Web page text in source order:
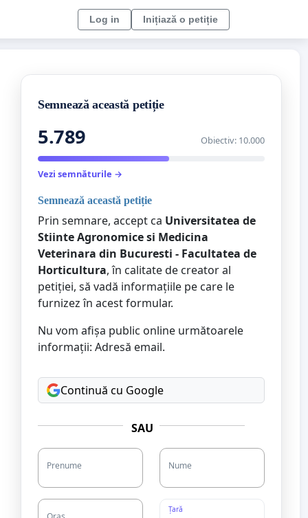
Log in Inițiază o petiție
Semnează această petiție
5.789 Obiectiv: 10.000
Vezi semnăturile →
Semnează această petiție
Prin semnare, accept ca Universitatea de
Stiinte Agronomice si Medicina
Veterinara din Bucuresti - Facultatea de
Horticultura, în calitate de creator al
petiției, să vadă informațiile pe care le
furnizez în acest formular.
Nu vom afișa public online următoarele
informații: Adresă email.
Continuă cu Google
SAU
Prenume Nume
Țară